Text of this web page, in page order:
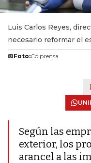
Luis Carlos Reyes,
necesario reformar el
Foto:Colprensa
Según las
exterior, los
arancel a las